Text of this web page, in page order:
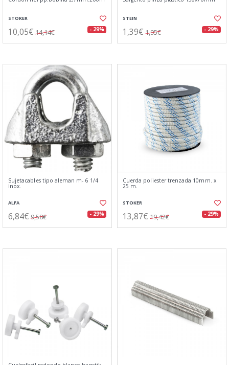
STOKER
10,05€ 14,14€ - 29%
STEIN
1,39€ 1,95€ - 29%
Sujetacables tipo aleman m- 6 1/4
inox.
ALFA
6,84€ 9,58€ - 29%
Cuerda poliester trenzada 10mm. x
25 m.
STOKER
13,87€ 19,42€ - 29%